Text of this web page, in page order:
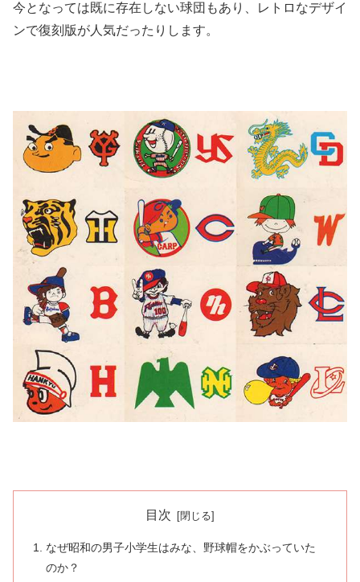
今となっては既に存在しない球団もあり、
レトロなデザイ
ンで復刻版が人気だったりします。
目次
なぜ昭和の男子小学生はみな、野球帽をかぶっていた
のか？